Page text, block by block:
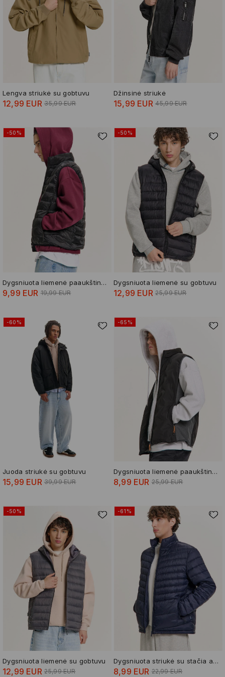
Lengva striukė su gobtuvu
12,99 EUR 35,99 EUR
Džinsinė striukė
15,99 EUR 45,99 EUR
-50%
Dygsniuota liemenė paaukštinta apykakle
9,99 EUR 19,99 EUR
-50%
Dygsniuota liemenė su gobtuvu
12,99 EUR 25,99 EUR
-60%
Juoda striukė su gobtuvu
15,99 EUR 39,99 EUR
-65%
Dygsniuota liemenė paaukštinta apykakle
8,99 EUR 25,99 EUR
-50%
Dygsniuota liemenė su gobtuvu
12,99 EUR 25,99 EUR
-61%
Dygsniuota striukė su stačia apykakle
8,99 EUR 22,99 EUR